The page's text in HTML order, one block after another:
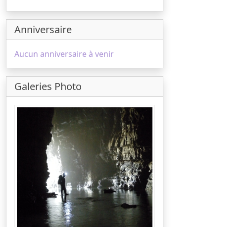
Anniversaire
Aucun anniversaire à venir
Galeries Photo